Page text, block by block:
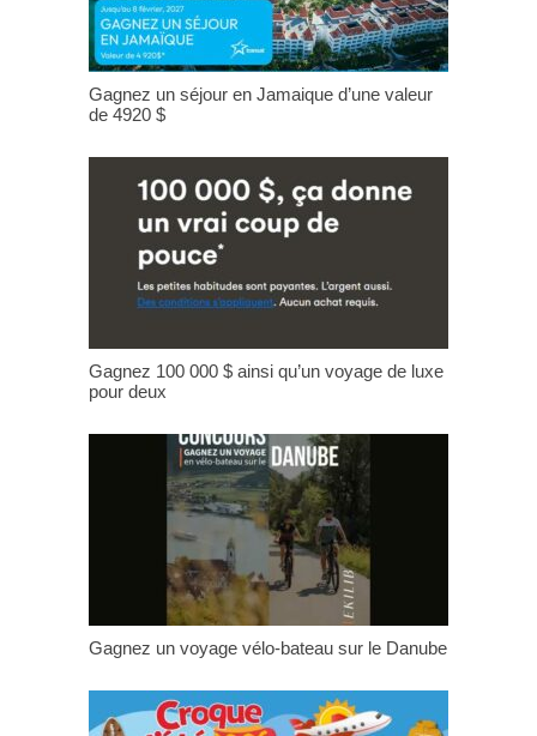
Gagnez un séjour en Jamaique d’une valeur
de 4920 $
Gagnez 100 000 $ ainsi qu’un voyage de luxe
pour deux
Gagnez un voyage vélo-bateau sur le Danube